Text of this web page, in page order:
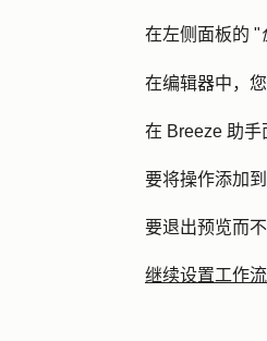
在左侧面板的 "
在编辑器中，
在 Breeze 助手
要将操作添加
要退出预览而
继续设置工作